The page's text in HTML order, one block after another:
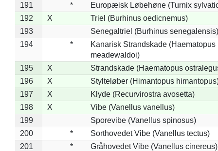
191
*
Europæisk Løbehøne (Turnix
192
X
Triel (Burhinus oedicnemus)
193
Senegaltriel (Burhinus senegalensis)
194
*
Kanarisk Strandskade (Haematopus
meadewaldoi)
195
X
Strandskade (Haematopus
196
X
Stylteløber (Himantopus
197
X
Klyde (Recurvirostra avosetta)
198
X
Vibe (Vanellus vanellus)
199
Sporevibe (Vanellus spinosus)
200
*
Sorthovedet Vibe (Vanellus tectus)
201
*
Gråhovedet Vibe (Vanellus cinereus)